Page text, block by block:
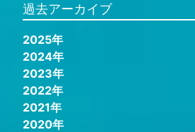
過去アーカイブ
2025年
2024年
2023年
2022年
2021年
2020年